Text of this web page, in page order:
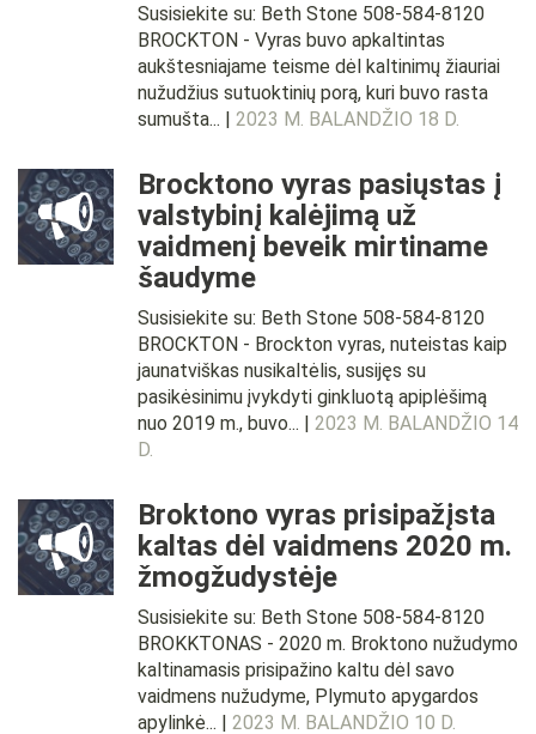
Susisiekite su: Beth Stone 508-584-8120
BROCKTON - Vyras buvo apkaltintas
aukštesniajame teisme dėl kaltinimų žiauriai
nužudžius sutuoktinių porą, kuri buvo rasta
sumušta... | 2023 M. BALANDŽIO 18 D.
Brocktono vyras pasiųstas į
valstybinį kalėjimą už
vaidmenį beveik mirtiname
šaudyme
Susisiekite su: Beth Stone 508-584-8120
BROCKTON - Brockton vyras, nuteistas kaip
jaunatviškas nusikaltėlis, susijęs su
pasikėsinimu įvykdyti ginkluotą apiplėšimą
nuo 2019 m., buvo... | 2023 M. BALANDŽIO 14
D.
Broktono vyras prisipažįsta
kaltas dėl vaidmens 2020 m.
žmogžudystėje
Susisiekite su: Beth Stone 508-584-8120
BROKKTONAS - 2020 m. Broktono nužudymo
kaltinamasis prisipažino kaltu dėl savo
vaidmens nužudyme, Plymuto apygardos
apylinkė... | 2023 M. BALANDŽIO 10 D.